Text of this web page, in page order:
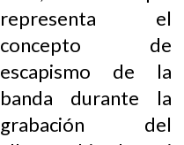
representa el
concepto de
escapismo de la
banda durante la
grabación del